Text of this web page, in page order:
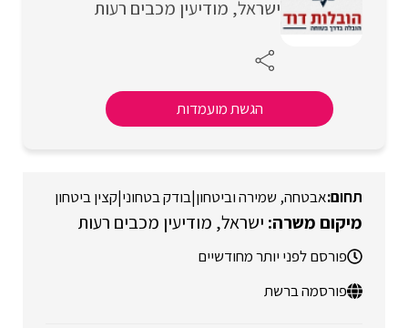
ישראל מודיעין מכבים רעות
הגשת מועמדות
אבטחה, שמירה וביטחון|בודק בטחוני|קצין ביטחון
ישראל מודיעין מכבים רעות
פורסם לפני יותר מחודשיים
פורסמה ברשת